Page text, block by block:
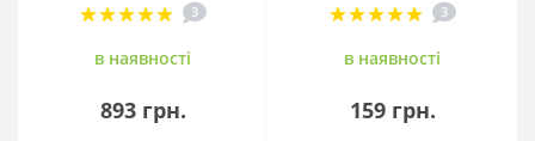
3
в наявностi
893 грн.
3
в наявностi
159 грн.